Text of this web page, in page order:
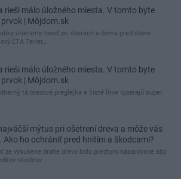
rieši málo úložného miesta. V tomto byte
| Môjdom.sk
utierame hneď pri dverách a doma pred dvere
ETA Terier…
rieši málo úložného miesta. V tomto byte
| Môjdom.sk
tá brezová preglejka a čisté línie vyzerajú super.
mýtus pri ošetrení dreva a môže vás
Ako ho ochrániť pred hnitím a škodcami?
ze vysusene drahe drevo bolo predtym naparovane aby
skodcov...